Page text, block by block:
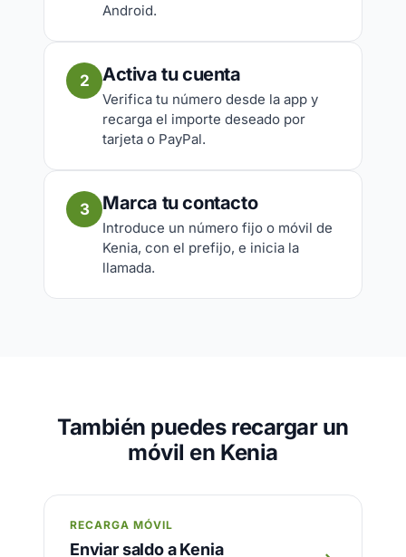
Android.
2 Activa tu cuenta
Verifica tu número desde la app y
recarga el importe deseado por
tarjeta o PayPal.
3 Marca tu contacto
Introduce un número fijo o móvil de
Kenia, con el prefijo, e inicia la
llamada.
También puedes recargar un
móvil en Kenia
RECARGA MÓVIL
Enviar saldo a Kenia